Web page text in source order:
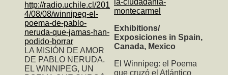
http://radio.uchile.cl/201
4/08/08/winnipeg-el-
poema-de-pablo-
neruda-que-jamas-han-
podido-borrar
LA MISIÓN DE AMOR
DE PABLO NERUDA.
EL WINNIPEG, UN
montecarmel
Exhibitions/
Exposiciones in Spain,
Canada, Mexico
El Winnipeg: el Poema
que cruzó el Atlántico